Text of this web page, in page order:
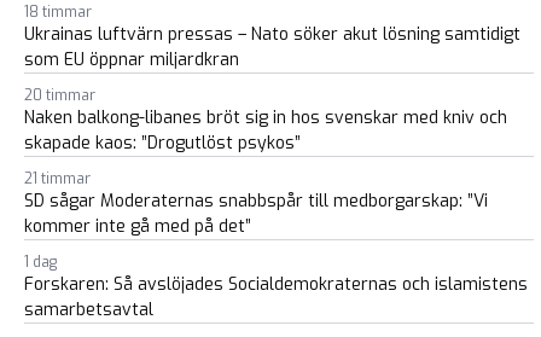
18 timmar
Ukrainas luftvärn pressas – Nato söker akut lösning samtidigt
som EU öppnar miljardkran
20 timmar
Naken balkong-libanes bröt sig in hos svenskar med kniv och
skapade kaos: ”Drogutlöst psykos”
21 timmar
SD sågar Moderaternas snabbspår till medborgarskap: ”Vi
kommer inte gå med på det”
1 dag
Forskaren: Så avslöjades Socialdemokraternas och islamistens
samarbetsavtal